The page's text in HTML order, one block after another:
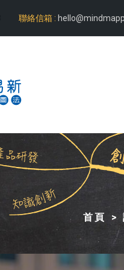
聯絡信箱 :
首頁